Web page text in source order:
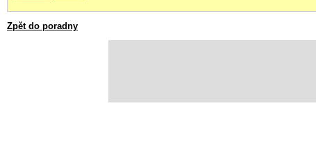
Zpět do poradny